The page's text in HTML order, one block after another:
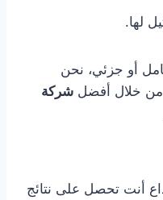
لها.
أو جزئي، نحن
من خلال أفضل شركة
أنت تحصل على نتائج